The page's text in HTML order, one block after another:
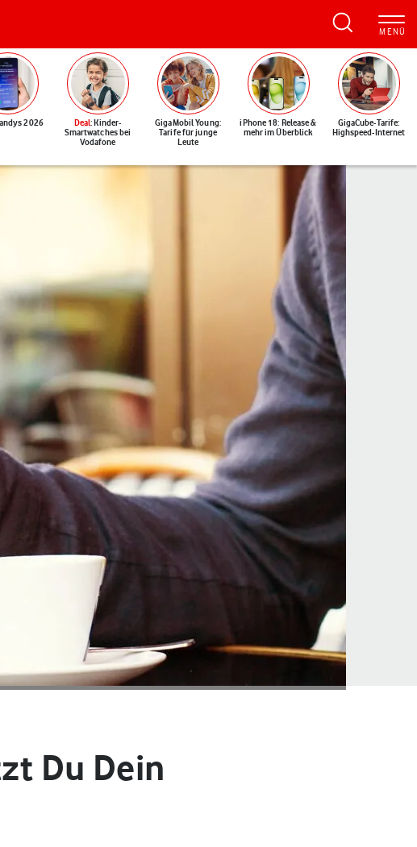
2026 Deal: Kinder-
Smartwatches bei
Vodafone
GigaMobil Young:
Tarife für junge
Leute
iPhone 18: Release &
mehr im Überblick
GigaCube-Tarife:
Highspeed-Internet
Du Dein